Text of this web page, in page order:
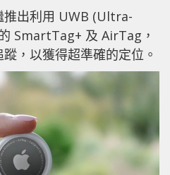
出利用 UWB (Ultra-
SmartTag+ 及 AirTag，
，以獲得超準確的定位。